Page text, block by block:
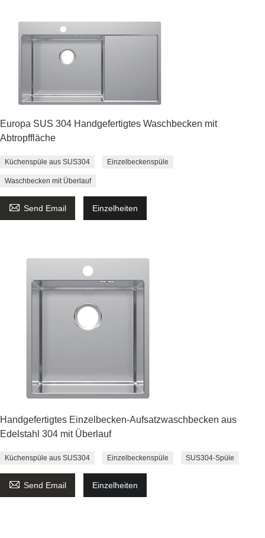
Europa SUS 304 Handgefertigtes Waschbecken mit
Abtropffläche
Küchenspüle aus SUS304 Einzelbeckenspüle
Waschbecken mit Überlauf
 Send Email Einzelheiten
Handgefertigtes Einzelbecken-Aufsatzwaschbecken aus
Edelstahl 304 mit Überlauf
Küchenspüle aus SUS304 Einzelbeckenspüle SUS304-Spüle
 Send Email Einzelheiten